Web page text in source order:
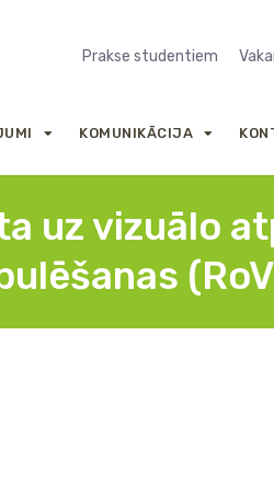
Prakse studentiem
KOMUNIKĀCIJA
uz vizuālo